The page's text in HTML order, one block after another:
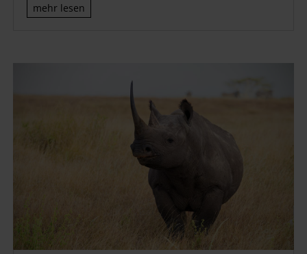
mehr lesen